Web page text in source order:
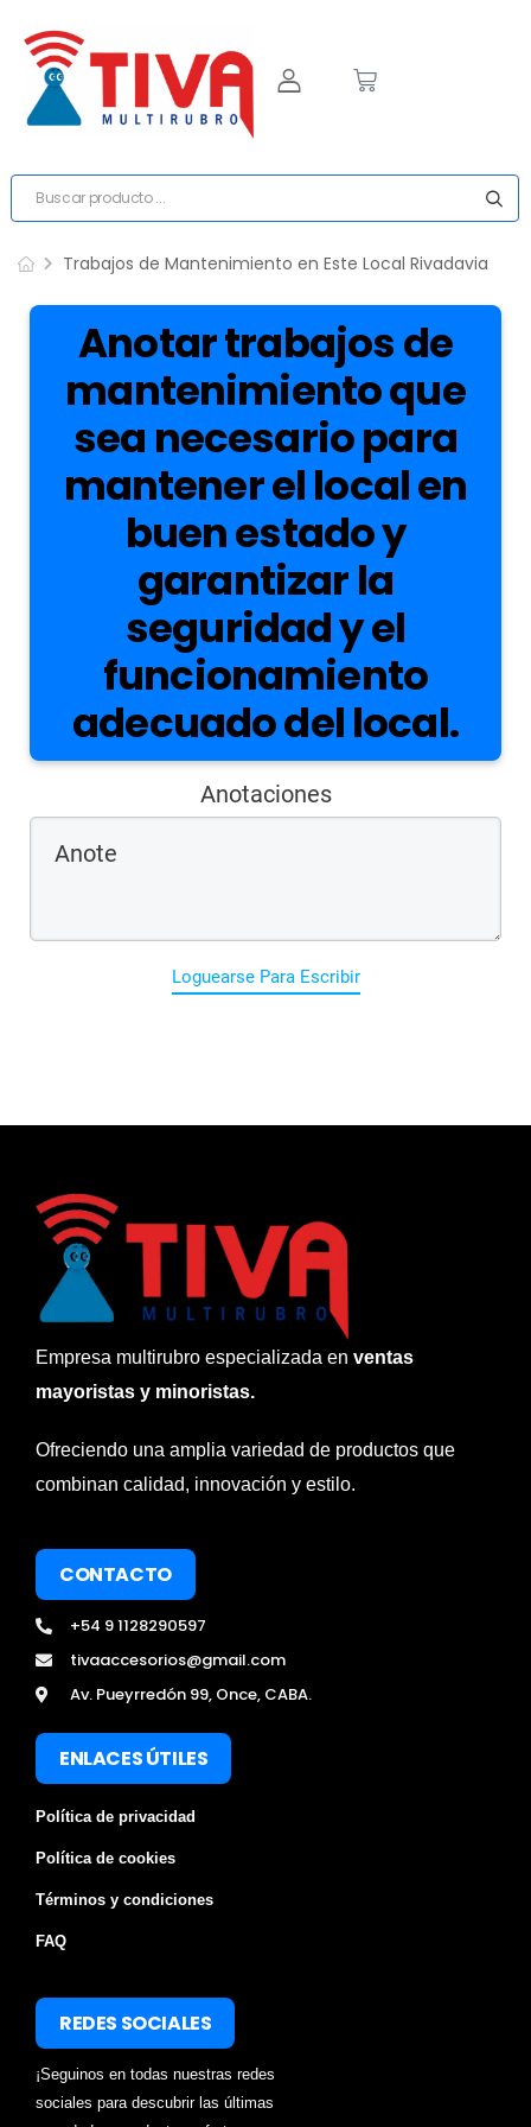
Trabajos de Mantenimiento en Este Local Rivadavia
Anotar trabajos de
mantenimiento que
sea necesario para
mantener el local en
buen estado y
garantizar la
seguridad y el
funcionamiento
adecuado del local.
Anotaciones
Loguearse Para Escribir
Empresa multirubro especializada en ventas
mayoristas y minoristas.
Ofreciendo una amplia variedad de productos que
combinan calidad, innovación y estilo.
CONTACTO
+54 9 1128290597
tivaaccesorios@gmail.com
Av. Pueyrredón 99, Once, CABA.
ENLACES ÚTILES
Política de privacidad
Política de cookies
Términos y condiciones
FAQ
REDES SOCIALES
¡Seguinos en todas nuestras redes
sociales para descubrir las últimas